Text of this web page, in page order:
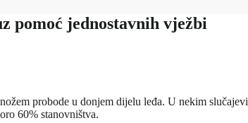
pomoć jednostavnih vježbi
probode u donjem dijelu leđa. U nekim
60% stanovništva.